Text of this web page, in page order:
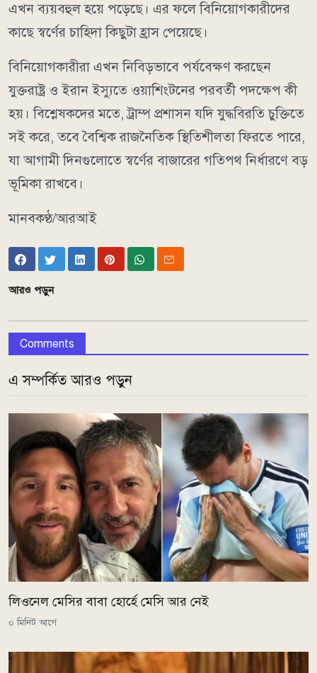
এখন ব্যয়বহুল হয়ে পড়েছে। এর ফলে বিনিয়োগকারীদের
কাছে স্বর্ণের চাহিদা কিছুটা হ্রাস পেয়েছে।
বিনিয়োগকারীরা এখন নিবিড়ভাবে পর্যবেক্ষণ করছেন
যুক্তরাষ্ট্র ও ইরান ইস্যুতে ওয়াশিংটনের পরবর্তী পদক্ষেপ কী
হয়। বিশ্লেষকদের মতে, ট্রাম্প প্রশাসন যদি যুদ্ধবিরতি চুক্তিতে
সই করে, তবে বৈশ্বিক রাজনৈতিক স্থিতিশীলতা ফিরতে পারে,
যা আগামী দিনগুলোতে স্বর্ণের বাজারের গতিপথ নির্ধারণে বড়
ভূমিকা রাখবে।
মানবকণ্ঠ/আরআই
আরও পড়ুন
Comments
এ সম্পর্কিত আরও পড়ুন
লিওনেল মেসির বাবা হোর্হে মেসি আর নেই
০ মিনিট আগে